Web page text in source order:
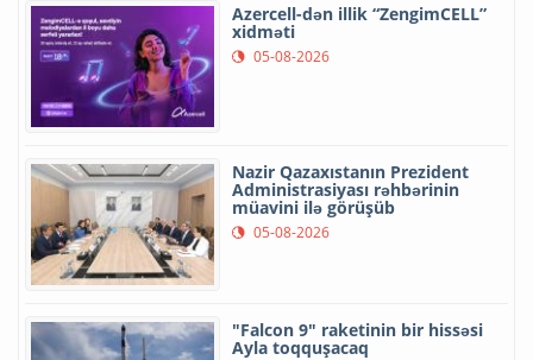
Azercell-dən illik “ZengimCELL”
xidməti
05-08-2026
Nazir Qazaxıstanın Prezident
Administrasiyası rəhbərinin
müavini ilə görüşüb
05-08-2026
"Falcon 9" raketinin bir hissəsi
Ayla toqquşacaq